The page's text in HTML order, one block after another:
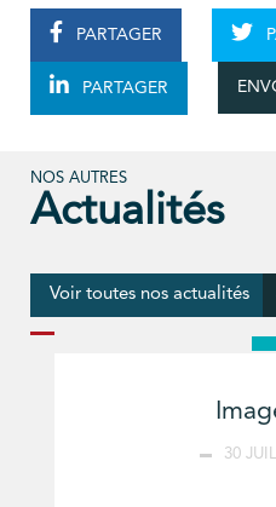
PARTAGER
PARTAGER
NOS AUTRES
Actualités
Voir toutes nos actualités
30